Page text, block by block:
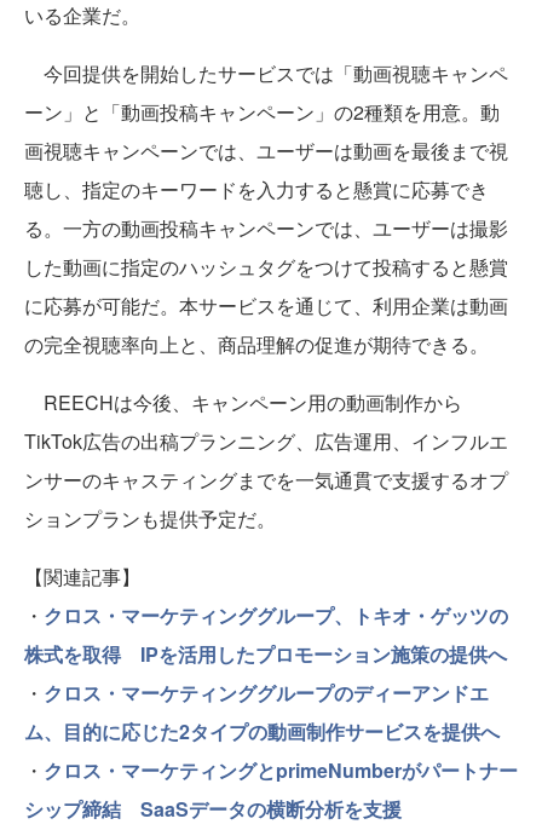
いる企業だ。
今回提供を開始したサービスでは「動画視聴キャンペ
ーン」と「動画投稿キャンペーン」の2種類を用意。動
画視聴キャンペーンでは、ユーザーは動画を最後まで視
聴し、指定のキーワードを入力すると懸賞に応募でき
る。一方の動画投稿キャンペーンでは、ユーザーは撮影
した動画に指定のハッシュタグをつけて投稿すると懸賞
に応募が可能だ。本サービスを通じて、利用企業は動画
の完全視聴率向上と、商品理解の促進が期待できる。
REECHは今後、キャンペーン用の動画制作から
TikTok広告の出稿プランニング、広告運用、インフルエ
ンサーのキャスティングまでを一気通貫で支援するオプ
ションプランも提供予定だ。
【関連記事】
・ クロス・マーケティンググループ、トキオ・ゲッツの
株式を取得 IPを活用したプロモーション施策の提供へ
・ クロス・マーケティンググループのディーアンドエ
ム、目的に応じた2タイプの動画制作サービスを提供へ
・ クロス・マーケティングとprimeNumberがパートナー
シップ締結 SaaSデータの横断分析を支援